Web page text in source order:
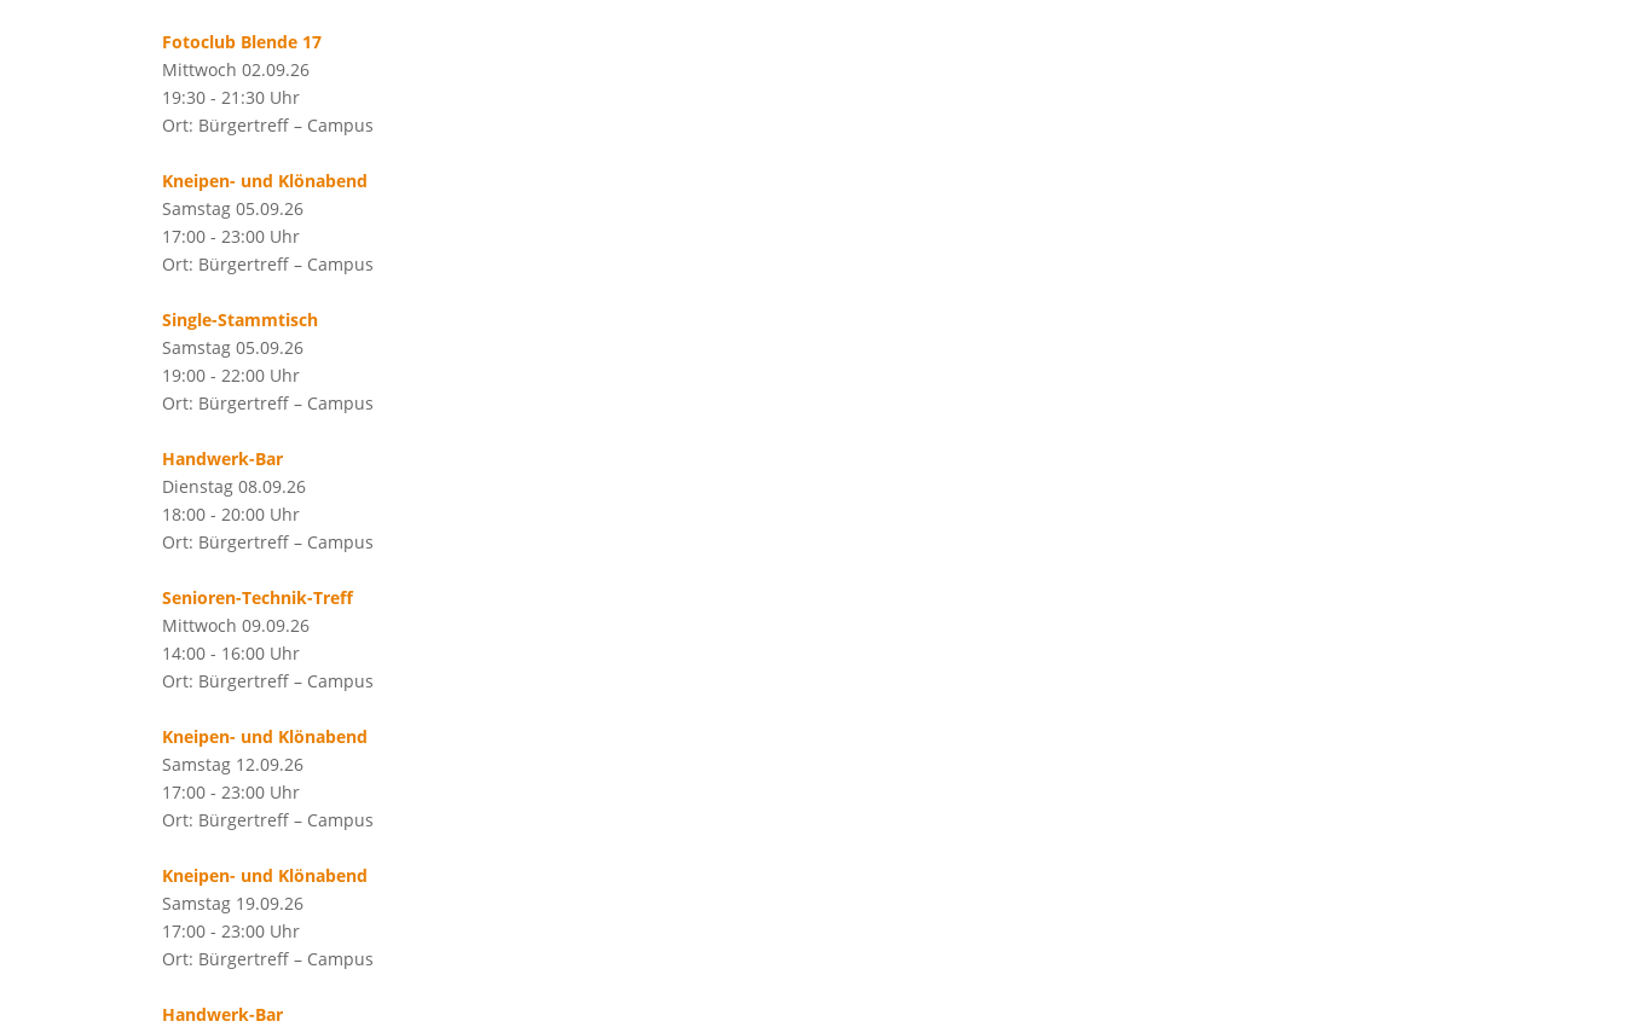
Fotoclub Blende 17
Mittwoch 02.09.26
19:30 - 21:30 Uhr
Ort: Bürgertreff – Campus
Kneipen- und Klönabend
Samstag 05.09.26
17:00 - 23:00 Uhr
Ort: Bürgertreff – Campus
Single-Stammtisch
Samstag 05.09.26
19:00 - 22:00 Uhr
Ort: Bürgertreff – Campus
Handwerk-Bar
Dienstag 08.09.26
18:00 - 20:00 Uhr
Ort: Bürgertreff – Campus
Senioren-Technik-Treff
Mittwoch 09.09.26
14:00 - 16:00 Uhr
Ort: Bürgertreff – Campus
Kneipen- und Klönabend
Samstag 12.09.26
17:00 - 23:00 Uhr
Ort: Bürgertreff – Campus
Kneipen- und Klönabend
Samstag 19.09.26
17:00 - 23:00 Uhr
Ort: Bürgertreff – Campus
Handwerk-Bar